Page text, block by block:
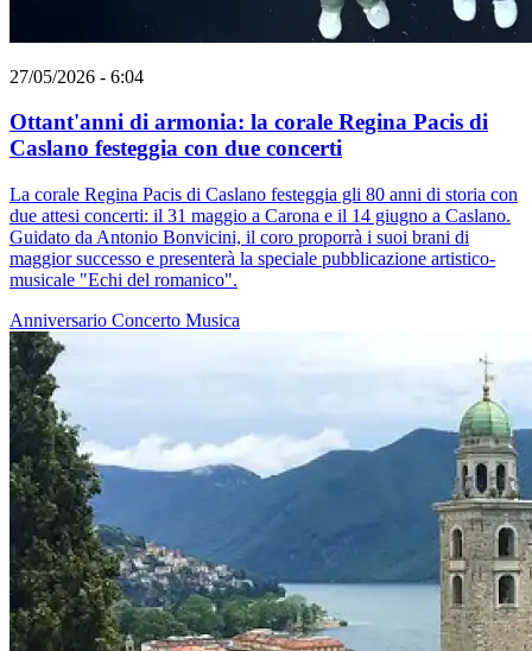
27/05/2026 - 6:04
Ottant'anni di armonia: la corale Regina Pacis di
Caslano festeggia con due concerti
La corale Regina Pacis di Caslano festeggia gli 80 anni di storia con
due attesi concerti: il 31 maggio a Carona e il 14 giugno a Caslano.
Guidato da Antonio Bonvicini, il coro proporrà i suoi brani di
maggior successo e presenterà la speciale pubblicazione artistico-
musicale "Echi del romanico".
Anniversario Concerto Musica